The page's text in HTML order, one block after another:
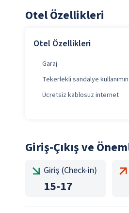
Otel Özellikleri
Otel Özellikleri
Garaj
Tekerlekli sandalye
Ücretsiz kablosuz internet
Giriş-Çıkış ve
Giriş (Check-in)
15-17